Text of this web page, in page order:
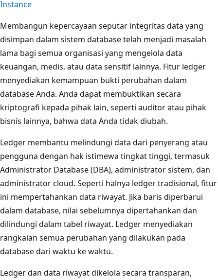
Instance
Membangun kepercayaan seputar integritas data yang
disimpan dalam sistem database telah menjadi masalah
lama bagi semua organisasi yang mengelola data
keuangan, medis, atau data sensitif lainnya. Fitur ledger
menyediakan kemampuan bukti perubahan dalam
database Anda. Anda dapat membuktikan secara
kriptografi kepada pihak lain, seperti auditor atau pihak
bisnis lainnya, bahwa data Anda tidak diubah.
Ledger membantu melindungi data dari penyerang atau
pengguna dengan hak istimewa tingkat tinggi, termasuk
Administrator Database (DBA), administrator sistem, dan
administrator cloud. Seperti halnya ledger tradisional, fitur
ini mempertahankan data riwayat. Jika baris diperbarui
dalam database, nilai sebelumnya dipertahankan dan
dilindungi dalam tabel riwayat. Ledger menyediakan
rangkaian semua perubahan yang dilakukan pada
database dari waktu ke waktu.
Ledger dan data riwayat dikelola secara transparan,